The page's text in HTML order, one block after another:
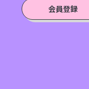
会員登録